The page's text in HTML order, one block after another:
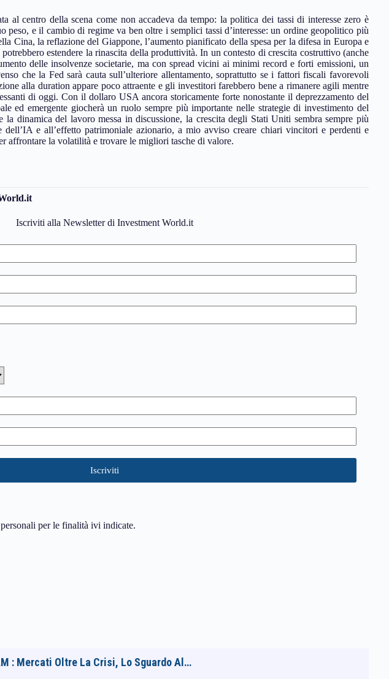
al centro della scena come non accadeva da tempo: la politica dei tassi di interesse zero è
e il cambio di regime va ben oltre i semplici tassi d’interesse: un ordine geopolitico più
Cina, la reflazione del Giappone, l’aumento pianificato della spesa per la difesa in Europa e
estendere la rinascita della produttività. In un contesto di crescita costruttivo (anche
delle insolvenze societarie, ma con spread vicini ai minimi record e forti emissioni, un
che la Fed sarà cauta sull’ulteriore allentamento, soprattutto se i fattori fiscali favorevoli
alla duration appare poco attraente e gli investitori farebbero bene a rimanere agili mentre
di oggi. Con il dollaro USA ancora storicamente forte nonostante il deprezzamento del
ed emergente giocherà un ruolo sempre più importante nelle strategie di investimento del
dinamica del lavoro messa in discussione, la crescita degli Stati Uniti sembra sempre più
e all’effetto patrimoniale azionario, a mio avviso creare chiari vincitori e perdenti e
affrontare la volatilità e trovare le migliori tasche di valore.
Iscriviti alla Newsletter di Investment World.it
per le finalità ivi indicate.
: Mercati Oltre La Crisi, Lo Sguardo Al…